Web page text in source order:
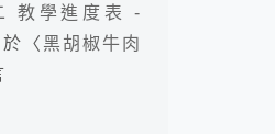
教學進度表 -
於〈 黑胡椒牛肉